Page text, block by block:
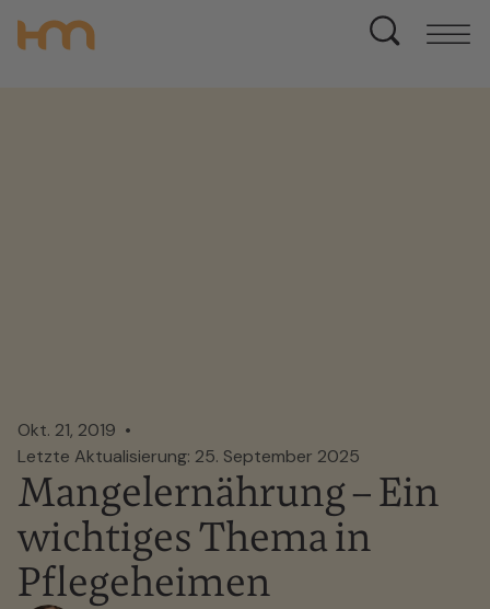
Okt. 21, 2019
Letzte Aktualisierung: 25. September 2025
Mangelernährung – Ein
wichtiges Thema in
Pflegeheimen